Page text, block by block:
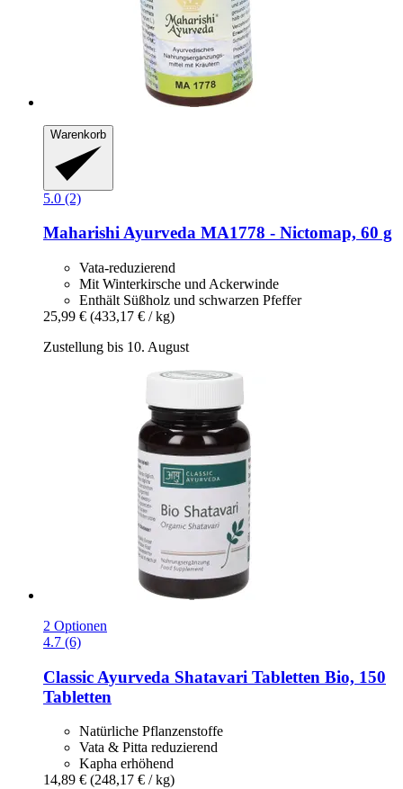
Warenkorb
5.0 (2)
Maharishi Ayurveda MA1778 -​ Nictomap, 60 g
Vata-reduzierend
Mit Winterkirsche und Ackerwinde
Enthält Süßholz und schwarzen Pfeffer
25,99 € (433,17 € / kg)
Zustellung bis 10. August
2 Optionen
4.7 (6)
Classic Ayurveda Shatavari Tabletten Bio, 150
Tabletten
Natürliche Pflanzenstoffe
Vata & Pitta reduzierend
Kapha erhöhend
14,89 € (248,17 € / kg)